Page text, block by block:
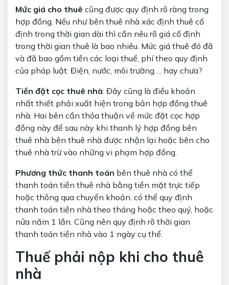
Mức giá cho thuê cũng được quy định rõ ràng trong
hợp đồng. Nếu như bên thuê nhà xác định thuê cố
định trong thời gian dài thì cần nêu rõ giá cố định
trong thời gian thuê là bao nhiêu. Mức giá thuê đó đã
và đã bao gồm tiền các loại thuế, phí theo quy định
của pháp luật: Điện, nước, môi trường…. hay chưa?
Tiền đặt cọc thuê nhà: Đây cũng là điều khoản
nhất thiết phải xuất hiện trong bản hợp đồng thuê
nhà. Hai bên cần thỏa thuận về mức đặt cọc hợp
đồng này để sau này khi thanh lý hợp đồng bên
thuê nhà bên thuê nhà được nhận lại hoặc bên cho
thuê nhà trừ vào những vi phạm hợp đồng.
Phương thức thanh toán bên thuê nhà có thể
thanh toán tiền thuê nhà bằng tiền mặt trực tiếp
hoặc thông qua chuyển khoản. có thể quy định
thanh toán tiền nhà theo tháng hoặc theo quý, hoặc
nửa năm 1 lần. Cũng nên quy định rõ thời gian
thanh toán tiền nhà vào 1 ngày cụ thể.
Thuế phải nộp khi cho thuê
nhà